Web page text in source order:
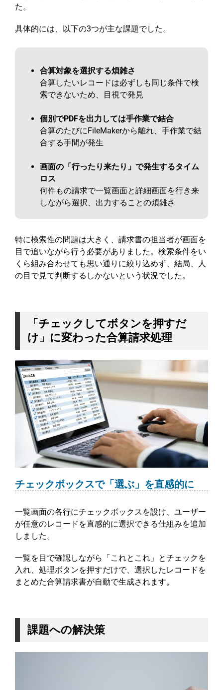
た。
具体的には、以下の3つが主な課題でした。
合算対象を選択する煩雑さ
合算したいレコードは必ずしも同じ条件で検
索できないため、目視で発見
個別でPDFを出力しては手作業で結合
合算のたびにFileMakerから離れ、手作業で結
合する手間が発生
画面の「行ったり来たり」で発生するタイム
ロス
何件もの請求で一覧画面と詳細画面を行き来
しながら選択、出力することの煩雑さ
特に検索性の問題は大きく、請求書の担当者が画面を
目で追いながら行う必要がありました。検索条件をい
くら組み合わせても思い通りに絞り込めず、結局、人
の目で見て判断するしかないという状況でした。
「チェックしてボタンを押すだ
け」に変わった合算請求処理
チェックボックスで「選ぶ」を直感的に
一覧画面の各行にチェックボックスを設け、ユーザー
が任意のレコードを直感的に選択できる仕組みを追加
しました。
一覧を目で確認しながら「これとこれ」とチェックを
入れ、処理ボタンを押すだけで、選択したレコードを
まとめた合算請求書が自動で生成されます。
課題への解決策